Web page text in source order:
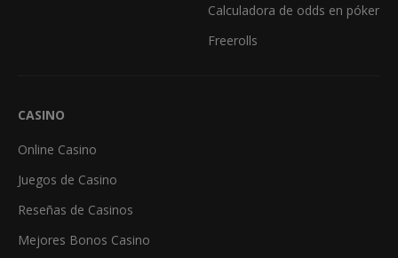
Calculadora de odds en póker
Freerolls
CASINO
Online Casino
Juegos de Casino
Reseñas de Casinos
Mejores Bonos Casino